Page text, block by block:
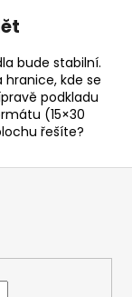
bude stabilní.
kde se
podkladu
(15×30
řešíte?